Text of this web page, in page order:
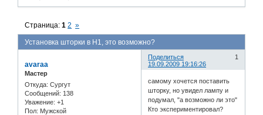
Установка шторки в Н1, это возможно?
Страница:1 2 »
Поделиться
1
19.09.2009 19:16:26
avaraa
Мастер
Откуда: Сургут
Сообщений: 138
Уважение: +1
Пол: Мужской
самому хочется поставить
шторку, но увидел лампу и
подумал, "а возможно ли это"
Кто экспериментировал?